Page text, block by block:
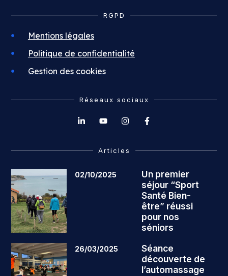
RGPD
Mentions légales
Politique de confidentialité
Gestion des cookies
Réseaux sociaux
Articles
02/10/2025
Un premier
séjour “Sport
Santé Bien-
être” réussi
pour nos
séniors
26/03/2025
Séance
découverte de
l’automassage